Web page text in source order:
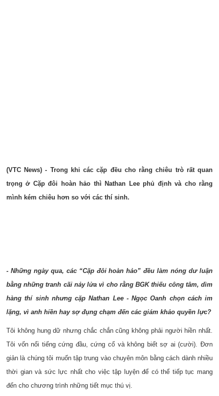
(VTC News) - Trong khi các cặp đều cho rằng chiêu trò rất quan
trọng ở Cặp đôi hoàn hảo thì Nathan Lee phủ định và cho rằng
mình kém chiêu hơn so với các thí sinh.
- Những ngày qua, các “Cặp đôi hoàn hảo” đều làm nóng dư luận
bằng những tranh cãi nảy lửa vì cho rằng BGK thiếu công tâm, dìm
hàng thí sinh nhưng cặp Nathan Lee - Ngọc Oanh chọn cách im
lặng, vì anh hiền hay sợ đụng chạm đến các giám khảo quyền lực?
Tôi không hung dữ nhưng chắc chắn cũng không phải người hiền nhất.
Tôi vốn nổi tiếng cứng đầu, cứng cổ và không biết sợ ai (cười). Đơn
giản là chúng tôi muốn tập trung vào chuyên môn bằng cách dành nhiều
thời gian và sức lực nhất cho việc tập luyện để có thể tiếp tục mang
đến cho chương trình những tiết mục thú vị.